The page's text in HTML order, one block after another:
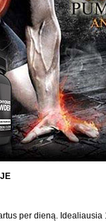
per dieną.